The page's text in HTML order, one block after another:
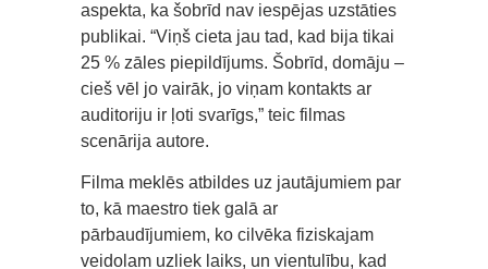
aspekta, ka šobrīd nav iespējas uzstāties
publikai. “Viņš cieta jau tad, kad bija tikai
25 % zāles piepildījums. Šobrīd, domāju –
cieš vēl jo vairāk, jo viņam kontakts ar
auditoriju ir ļoti svarīgs,” teic filmas
scenārija autore.
Filma meklēs atbildes uz jautājumiem par
to, kā maestro tiek galā ar
pārbaudījumiem, ko cilvēka fiziskajam
veidolam uzliek laiks, un vientulību, kad